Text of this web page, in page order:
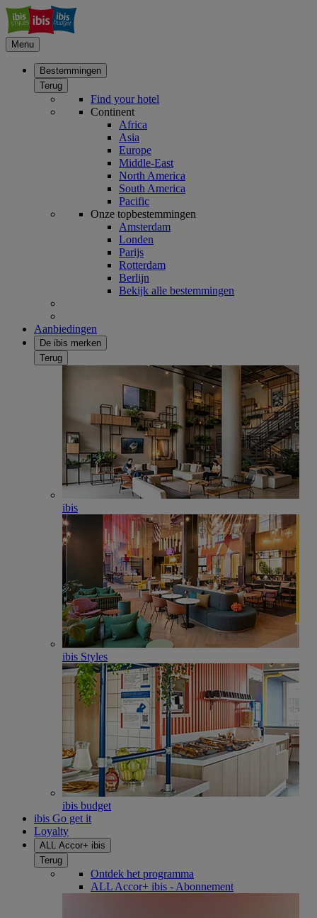
Menu
Bestemmingen
Terug
Find your hotel
Continent
Africa
Asia
Europe
Middle-East
North America
South America
Pacific
Onze topbestemmingen
Amsterdam
Londen
Parijs
Rotterdam
Berlijn
Bekijk alle bestemmingen
Aanbiedingen
De ibis merken
Terug
ibis
ibis Styles
ibis budget
ibis Go get it
Loyalty
ALL Accor+ ibis
Terug
Ontdek het programma
ALL Accor+ ibis - Abonnement